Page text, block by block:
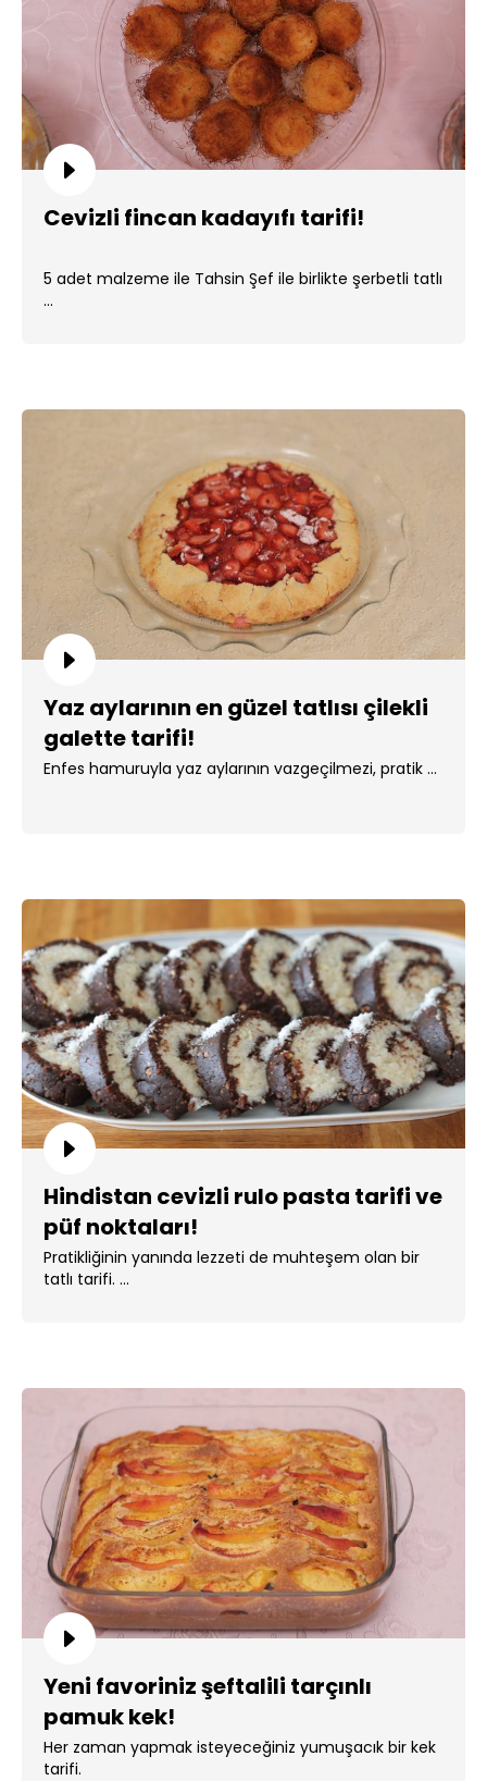
Cevizli fincan kadayıfı tarifi!
5 adet malzeme ile Tahsin Şef ile birlikte şerbetli tatlı
...
Yaz aylarının en güzel tatlısı çilekli
galette tarifi!
Enfes hamuruyla yaz aylarının vazgeçilmezi, pratik ...
Hindistan cevizli rulo pasta tarifi ve
püf noktaları!
Pratikliğinin yanında lezzeti de muhteşem olan bir
tatlı tarifi. ...
Yeni favoriniz şeftalili tarçınlı
pamuk kek!
Her zaman yapmak isteyeceğiniz yumuşacık bir kek
tarifi.